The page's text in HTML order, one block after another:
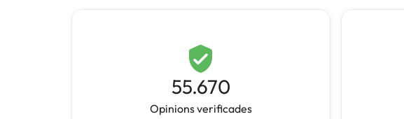
55.670
Opinions verificades